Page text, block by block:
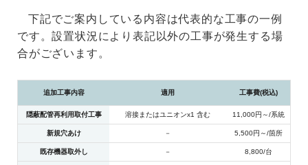
下記でご案内している内容は代表的な工事の一例
です。設置状況により表記以外の工事が発生する場
合がございます。
追加工事内容 適用 工事費(税込)
隠蔽配管再利用取付工事 溶接またはユニオンx1 含む 11,000円～/系統
新規穴あけ － 5,500円～/箇所
既存機器取外し － 8,800/台